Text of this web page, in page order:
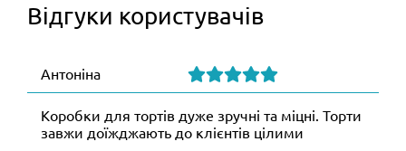
Відгуки користувачів
Антоніна
Коробки для тортів дуже зручні та міцні. Торти
завжи доїжджають до клієнтів цілими